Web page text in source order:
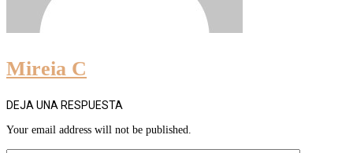
Mireia C
DEJA UNA RESPUESTA
Your email address will not be published.